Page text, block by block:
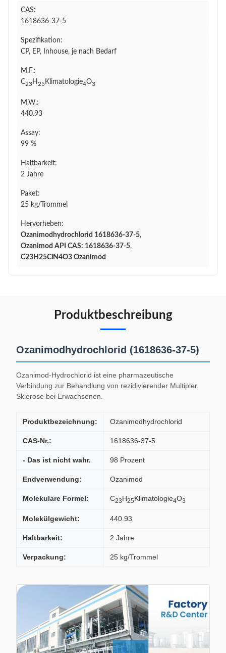
CAS:
1618636-37-5
Spezifikation:
CP, EP, Inhouse, je nach Bedarf
M.F.:
C23H 25 Klimatologie4O3
M.W.:
440.93
Assay:
99 %
Haltbarkeit:
2 Jahre
Paket:
25 kg/Trommel
Hervorheben:
Ozanimodhydrochlorid 1618636-37-5,
Ozanimod API CAS: 1618636-37-5,
C23H25ClN4O3 Ozanimod
Produktbeschreibung
Ozanimodhydrochlorid (1618636-37-5)
Ozanimod-Hydrochlorid ist eine pharmazeutische
Verbindung zur Behandlung von rezidivierender Multipler
Sklerose bei Erwachsenen.
Produktbezeichnung: Ozanimodhydrochlorid
CAS-Nr.: 1618636-37-5
- Das ist nicht wahr. 98 Prozent
Endverwendung: Ozanimod
Molekulare Formel: C23H25Klimatologie4O3
Molekülgewicht: 440.93
Haltbarkeit: 2 Jahre
Verpackung: 25 kg/Trommel